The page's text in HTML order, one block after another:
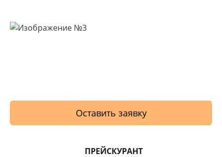
Оставить заявку
ПРЕЙСКУРАНТ